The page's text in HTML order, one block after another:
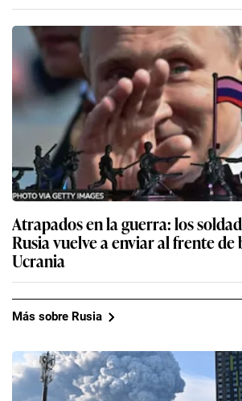
Atrapados en la guerra: los
Rusia vuelve a enviar al frente de
Ucrania
Más sobre Rusia